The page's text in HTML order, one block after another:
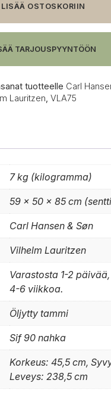
LISÄÄ OSTOSKORIIN
TARJOUSPYYNTÖÖN
tuotteelle Carl
Lauritzen VLA75
7 kg (kilogramma)
59 × 50 × 85 cm
Carl Hansen & Søn
Vilhelm Lauritzen
Varastosta 1-2
4-6 viikkoa.
Öljytty tammi
Sif 90 nahka
Korkeus: 45,5 cm,
Leveys: 238,5 cm